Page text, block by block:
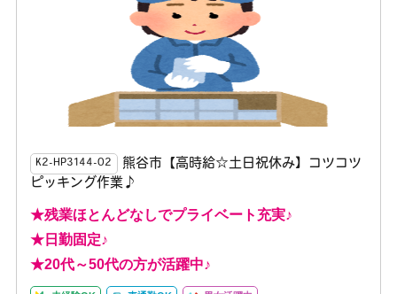
K2-HP3144-02
熊谷市【高時給☆土日祝休み】コツコツ
ピッキング作業♪
★残業ほとんどなしでプライベート充実♪
★日勤固定♪
★20代～50代の方が活躍中♪